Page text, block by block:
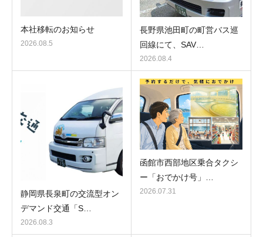
本社移転のお知らせ
2026.08.5
長野県池田町の町営バス巡
回線にて、SAV…
2026.08.4
静岡県長泉町の交流型オン
デマンド交通「S…
2026.08.3
函館市西部地区乗合タクシ
ー「おでかけ号」…
2026.07.31